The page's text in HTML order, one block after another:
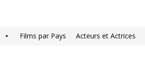
Films par Pays Acteurs et Actrices